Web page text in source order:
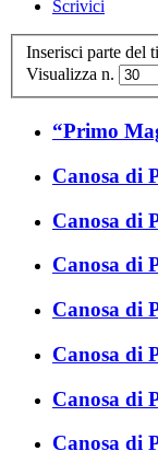
Scrivici
Inserisci parte del
Visualizza n.
“Primo
Canosa di
Canosa di
Canosa di
Canosa di
Canosa di
Canosa di
Canosa di